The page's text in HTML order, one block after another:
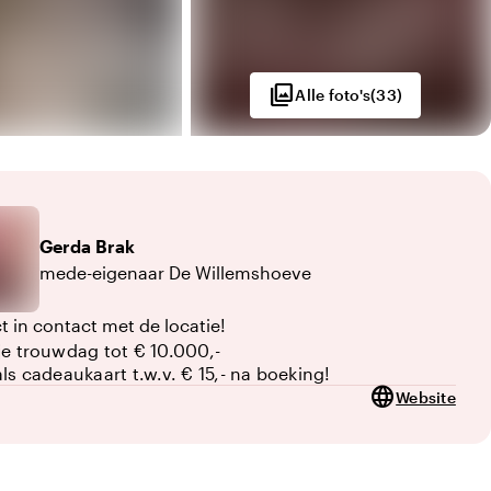
photo_libraryAlle foto's(33)
Gerda Brak
mede-eigenaar De Willemshoeve
in contact met de locatie!
trouwdag tot € 10.000,-
cadeaukaart t.w.v. € 15,- na boeking!
languageWebsite